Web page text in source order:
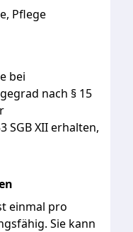
Pflege
bei
nach § 15
SGB XII erhalten,
einmal pro
Sie kann